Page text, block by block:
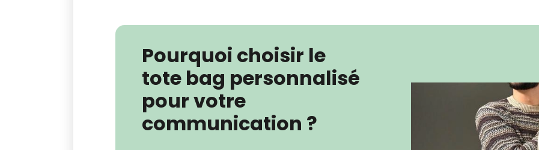
Pourquoi choisir le
tote bag personnalisé
pour votre
communication ?